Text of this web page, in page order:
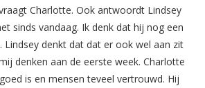
Charlotte. Ook antwoordt Lindsey
sinds vandaag. Ik denk dat hij nog een
Lindsey denkt dat dat er ook wel aan zit
denken aan de eerste week. Charlotte
is en mensen teveel vertrouwd. Hij